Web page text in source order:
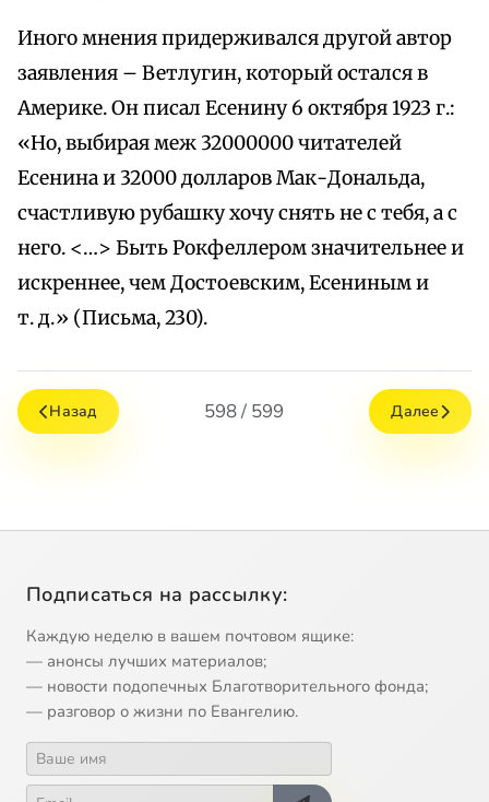
Иного мнения придерживался другой автор
заявления – Ветлугин, который остался в
Америке. Он писал Есенину 6 октября 1923 г.:
«Но, выбирая меж 32000000 читателей
Есенина и 32000 долларов Мак-Дональда,
счастливую рубашку хочу снять не с тебя, а с
него. <…> Быть Рокфеллером значительнее и
искреннее, чем Достоевским, Есениным и
т. д.» (Письма, 230).
Назад 598 / 599 Далее
Подписаться на рассылку:
Каждую неделю в вашем почтовом ящике:
— анонсы лучших материалов;
— новости подопечных Благотворительного фонда;
— разговор о жизни по Евангелию.